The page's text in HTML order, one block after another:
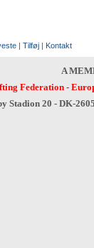
| Tilføj | Kontakt
A
Federation-
Stadion 20 - DK-